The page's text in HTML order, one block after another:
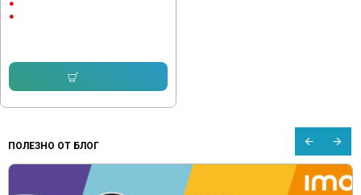
ПОЛЕЗНО ОТ БЛОГ